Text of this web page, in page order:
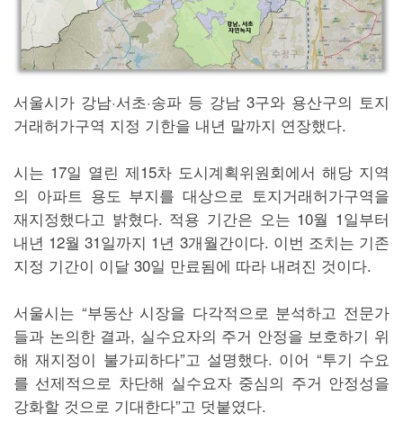
서울시가 강남·서초·송파 등 강남 3구와 용산구의 토지
거래허가구역 지정 기한을 내년 말까지 연장했다.
시는 17일 열린 제15차 도시계획위원회에서 해당 지역
의 아파트 용도 부지를 대상으로 토지거래허가구역을
재지정했다고 밝혔다. 적용 기간은 오는 10월 1일부터
내년 12월 31일까지 1년 3개월간이다. 이번 조치는 기존
지정 기간이 이달 30일 만료됨에 따라 내려진 것이다.
서울시는 “부동산 시장을 다각적으로 분석하고 전문가
들과 논의한 결과, 실수요자의 주거 안정을 보호하기 위
해 재지정이 불가피하다”고 설명했다. 이어 “투기 수요
를 선제적으로 차단해 실수요자 중심의 주거 안정성을
강화할 것으로 기대한다”고 덧붙였다.